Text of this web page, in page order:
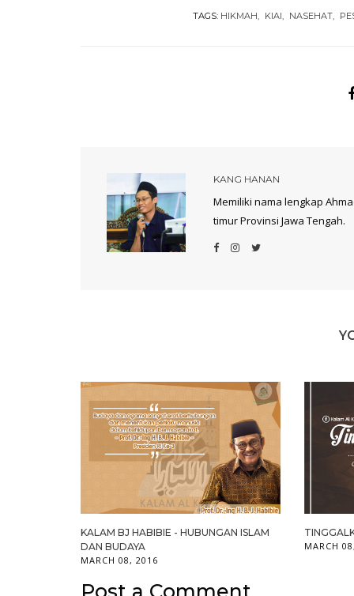
TAGS: HIKMAH KIAI NASEHAT
KANG HANAN
Memiliki nama lengkap
timur Provinsi Jawa Tengah.
KALAM BJ HABIBIE - HUBUNGAN ISLAM
DAN BUDAYA
MARCH 08, 2016
MARCH
Post a Comment